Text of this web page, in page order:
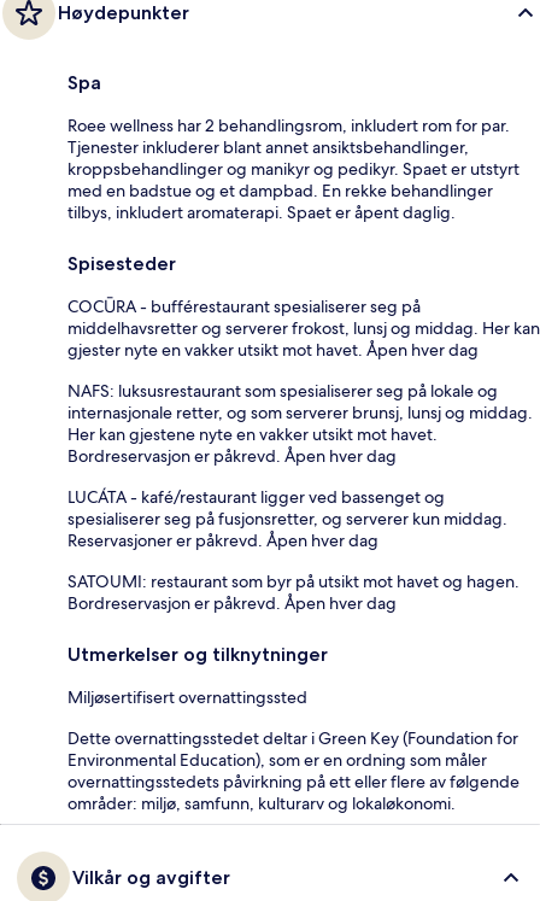
Høydepunkter
Spa
Roee wellness har 2 behandlingsrom, inkludert rom for par.
Tjenester inkluderer blant annet ansiktsbehandlinger,
kroppsbehandlinger og manikyr og pedikyr. Spaet er utstyrt
med en badstue og et dampbad. En rekke behandlinger
tilbys, inkludert aromaterapi. Spaet er åpent daglig.
Spisesteder
COCŪRA - bufférestaurant spesialiserer seg på
middelhavsretter og serverer frokost, lunsj og middag. Her kan
gjester nyte en vakker utsikt mot havet. Åpen hver dag
NAFS: luksusrestaurant som spesialiserer seg på lokale og
internasjonale retter, og som serverer brunsj, lunsj og middag.
Her kan gjestene nyte en vakker utsikt mot havet.
Bordreservasjon er påkrevd. Åpen hver dag
LUCÁTA - kafé/restaurant ligger ved bassenget og
spesialiserer seg på fusjonsretter, og serverer kun middag.
Reservasjoner er påkrevd. Åpen hver dag
SATOUMI: restaurant som byr på utsikt mot havet og hagen.
Bordreservasjon er påkrevd. Åpen hver dag
Utmerkelser og tilknytninger
Miljøsertifisert overnattingssted
Dette overnattingsstedet deltar i Green Key (Foundation for
Environmental Education), som er en ordning som måler
overnattingsstedets påvirkning på ett eller flere av følgende
områder: miljø, samfunn, kulturarv og lokaløkonomi.
Vilkår og avgifter